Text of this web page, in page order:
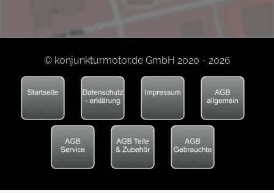
© konjunkturmotor.de GmbH 2020 - 2026